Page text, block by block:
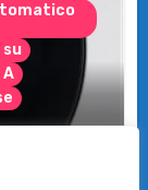
su